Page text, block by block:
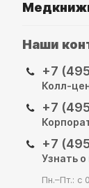
Наши
+7
Колл-
+7
+7
Узнать
Пн.–Пт.: с